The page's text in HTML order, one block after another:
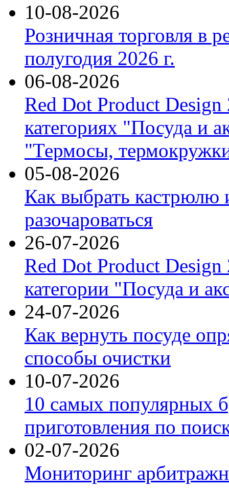
10-08-2026
Розничная торговля в
полугодия 2026 г.
06-08-2026
Red Dot Product Design
категориях "Посуда и
"Термосы,
05-08-2026
Как выбрать кастрюлю
разочароваться
26-07-2026
Red Dot Product Design
категории "Посуда и
24-07-2026
Как вернуть посуде
способы очистки
10-07-2026
10 самых популярных
приготовления по
02-07-2026
Мониторинг